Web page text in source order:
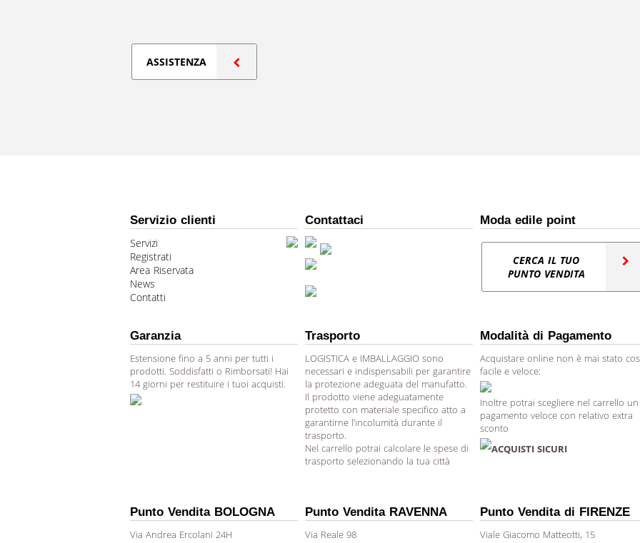
ASSISTENZA
Servizio clienti
Servizi
Registrati
Area Riservata
News
Contatti
Contattaci Moda edile point
CERCA IL TUO
PUNTO VENDITA
Garanzia
Estensione fino a 5 anni per tutti i
prodotti. Soddisfatti o Rimborsati! Hai
14 giorni per restituire i tuoi acquisti.
Trasporto
LOGISTICA e IMBALLAGGIO sono
necessari e indispensabili per garantire
la protezione adeguata del manufatto.
Il prodotto viene adeguatamente
protetto con materiale specifico atto a
garantirne l’incolumità durante il
trasporto.
Nel carrello potrai calcolare le spese di
trasporto selezionando la tua città
Modalità di Pagamento
Acquistare online non è mai stato
facile e veloce:
Inoltre potrai scegliere nel carrello un
pagamento veloce con relativo extra
sconto
ACQUISTI SICURI
Punto Vendita BOLOGNA
Via Andrea Ercolani 24H
Punto Vendita RAVENNA
Via Reale 98
Punto Vendita di FIRENZE
Viale Giacomo Matteotti, 15